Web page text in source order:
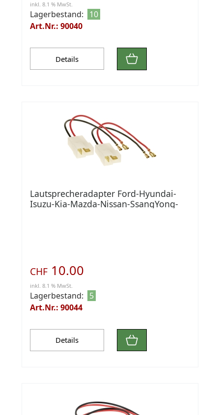
inkl. 8.1 % MwSt.
Lagerbestand:
10
Art.Nr.: 90040
Details
Lautsprecheradapter Ford-Hyundai-
Isuzu-Kia-Mazda-Nissan-SsangYong-
CHF 10.00
inkl. 8.1 % MwSt.
Lagerbestand:
5
Art.Nr.: 90044
Details